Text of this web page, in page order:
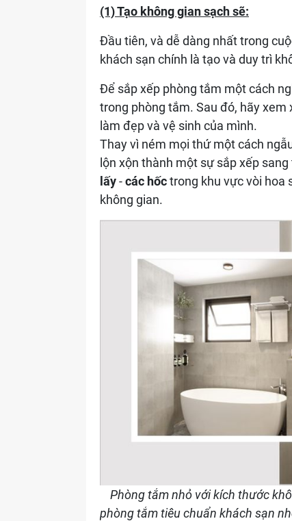
(1) Tạo không gian sạch sẽ:
Đầu tiên, và dễ dàng nhất trong
khách sạn chính là tạo và duy trì
Để sắp xếp phòng tắm một cách
trong phòng tắm. Sau đó, hãy xem
làm đẹp và vệ sinh của mình.
Thay vì ném mọi thứ một cách
lộn xộn thành một sự sắp xếp
lấy-các hốctrong khu vực vòi hoa
không gian.
Phòng tắm nhỏ với kích thước
phòng tắm tiêu chuẩn khách sạn